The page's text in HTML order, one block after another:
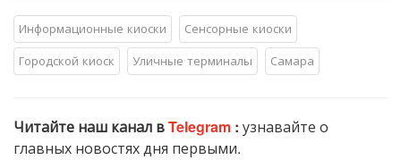
Информационные киоски
Сенсорные киоски
Городской киоск
Уличные терминалы Самара
Читайте наш канал вTelegram : узнавайте о
главных новостях дня первыми.